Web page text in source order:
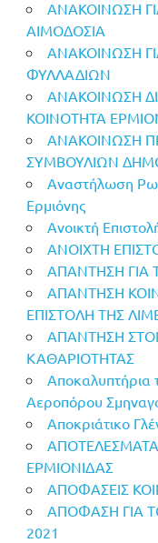
ΑΝΑΚΟΙΝΩΣΗ
ΑΙΜΟΔΟΣΙΑ
ΑΝΑΚΟΙΝΩΣΗ
ΦΥΛΛΑΔΙΩΝ
ΑΝΑΚΟΙΝΩΣΗ
ΚΟΙΝΟΤΗΤΑ
ΑΝΑΚΟΙΝΩΣΗ
ΣΥΜΒΟΥΛΙΩΝ
Αναστήλωση
Ερμιόνης
Ανοικτή
ΑΝΟΙΧΤΗ
ΑΠΑΝΤΗΣΗ ΓΙΑ
ΑΠΑΝΤΗΣΗ
ΕΠΙΣΤΟΛΗ ΤΗΣ
ΑΠΑΝΤΗΣΗ
ΚΑΘΑΡΙΟΤΗΤΑΣ
Αποκαλυπτήρια
Αεροπόρου
Αποκριάτικο
ΑΠΟΤΕΛΕΣΜΑΤΑ
ΕΡΜΙΟΝΙΔΑΣ
ΑΠΟΦΑΣΕΙΣ
ΑΠΟΦΑΣΗ ΓΙΑ
2021